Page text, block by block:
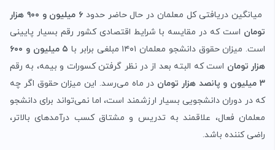
میانگین دریافتی کل معلمان در حال حاضر حدود
۶ میلیون و ۹۰۰ هزار
تومان است که در مقایسه با شرایط اقتصادی کشور رقم بسیار پایینی
است. میزان حقوق دانشجو معلمان ۱۴۰۱ مبلغی برابر با
۵ میلیون و ۶۰۰
هزار تومان است که البته بعد از در نظر گرفتن کسورات و بیمه، به رقم
۳ میلیون و پانصد هزار تومان
در ماه می‌رسد. این میزان حقوق اگر چه
که در دوران دانشجویی بسیار ارزشمند است، اما نمی‌تواند برای دانشجو
معلمان فعال، علاقمند به تدریس و مشتاق کسب درآمدهای بالاتر،
راضی کننده باشد.